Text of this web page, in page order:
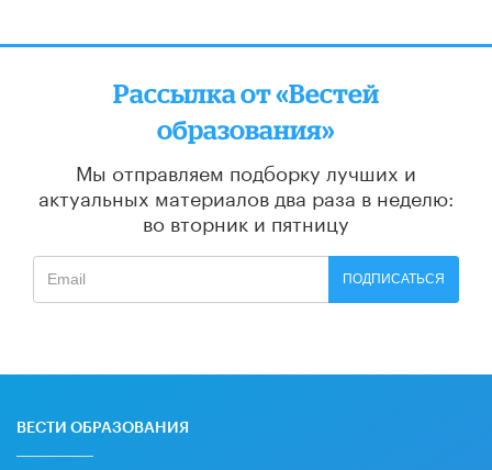
Рассылка от «Вестей
образования»
Мы отправляем подборку лучших и
актуальных материалов два раза в неделю:
во вторник и пятницу
ПОДПИСАТЬСЯ
ВЕСТИ ОБРАЗОВАНИЯ